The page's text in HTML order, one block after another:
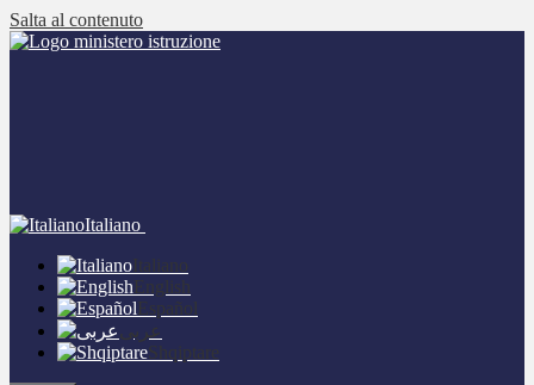
Salta al contenuto
Italiano
Italiano
English
Español
عربى
Shqiptare